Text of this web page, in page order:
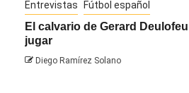
Entrevistas Fútbol español
El calvario de Gerard
jugar
Diego Ramírez Solano